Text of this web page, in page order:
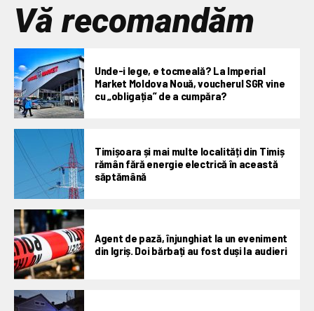
Vă recomandăm
Unde-i lege, e tocmeală? La Imperial
Market Moldova Nouă, voucherul SGR vine
cu „obligația” de a cumpăra?
Timișoara și mai multe localități din Timiș
rămân fără energie electrică în această
săptămână
Agent de pază, înjunghiat la un eveniment
din Igriș. Doi bărbați au fost duși la audieri